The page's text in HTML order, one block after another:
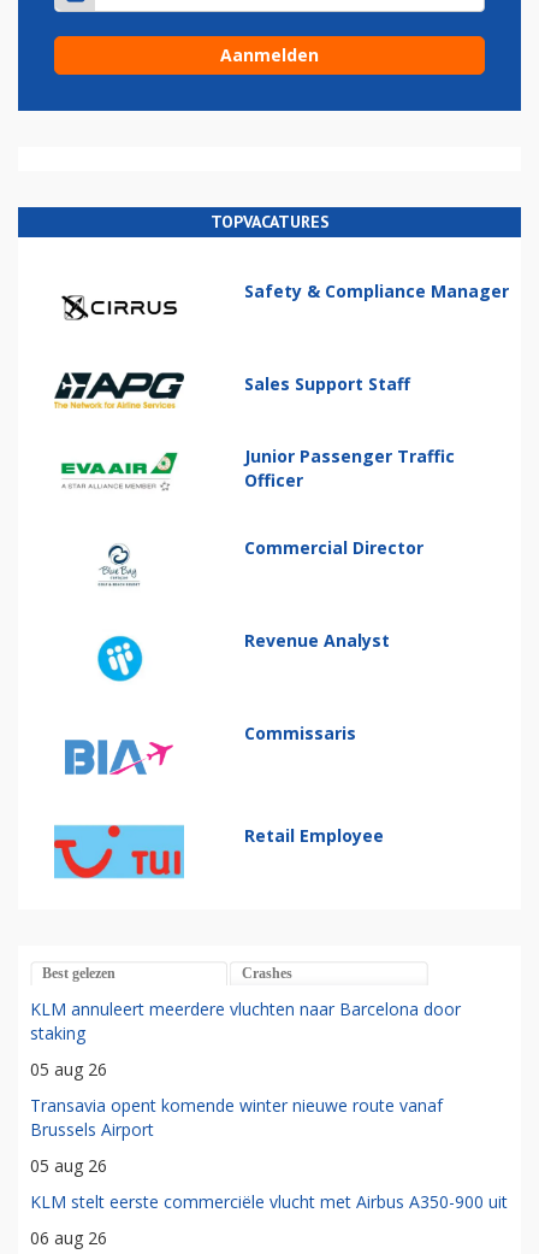
TOPVACATURES
Safety & Compliance Manager
Sales Support Staff
Junior Passenger Traffic
Officer
Commercial Director
Revenue Analyst
Commissaris
Retail Employee
Best gelezen Crashes
KLM annuleert meerdere vluchten naar Barcelona door
staking
05 aug 26
Transavia opent komende winter nieuwe route vanaf
Brussels Airport
05 aug 26
KLM stelt eerste commerciële vlucht met Airbus A350-900 uit
06 aug 26